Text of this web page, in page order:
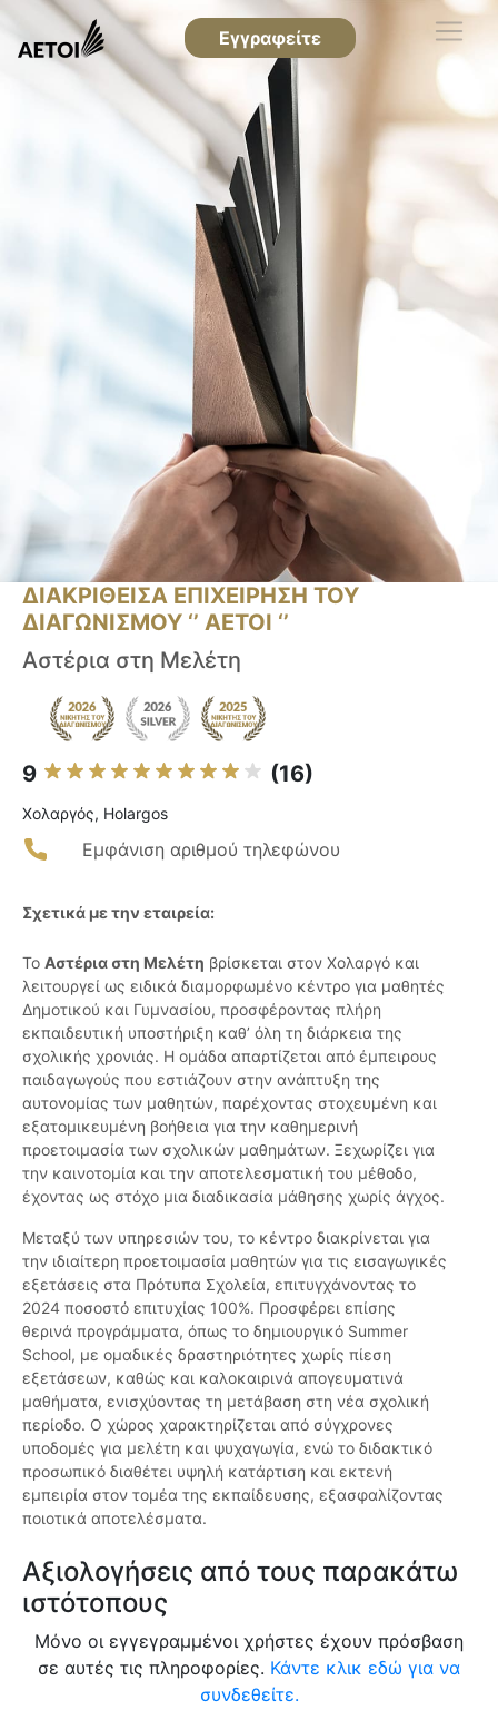
Εγγραφείτε
ΔΙΑΚΡΙΘΕΙΣΑ ΕΠΙΧΕΙΡΗΣΗ ΤΟΥ
ΔΙΑΓΩΝΙΣΜΟΥ ‘’ ΑΕΤΟΙ ‘’
Αστέρια στη Μελέτη
9 (16)
Χολαργός, Holargos
Εμφάνιση αριθμού τηλεφώνου
Σχετικά με την εταιρεία:
Το Αστέρια στη Μελέτη βρίσκεται στον Χολαργό και
λειτουργεί ως ειδικά διαμορφωμένο κέντρο για μαθητές
Δημοτικού και Γυμνασίου, προσφέροντας πλήρη
εκπαιδευτική υποστήριξη καθ’ όλη τη διάρκεια της
σχολικής χρονιάς. Η ομάδα απαρτίζεται από έμπειρους
παιδαγωγούς που εστιάζουν στην ανάπτυξη της
αυτονομίας των μαθητών, παρέχοντας στοχευμένη και
εξατομικευμένη βοήθεια για την καθημερινή
προετοιμασία των σχολικών μαθημάτων. Ξεχωρίζει για
την καινοτομία και την αποτελεσματική του μέθοδο,
έχοντας ως στόχο μια διαδικασία μάθησης χωρίς άγχος.
Μεταξύ των υπηρεσιών του, το κέντρο διακρίνεται για
την ιδιαίτερη προετοιμασία μαθητών για τις εισαγωγικές
εξετάσεις στα Πρότυπα Σχολεία, επιτυγχάνοντας το
2024 ποσοστό επιτυχίας 100%. Προσφέρει επίσης
θερινά προγράμματα, όπως το δημιουργικό Summer
School, με ομαδικές δραστηριότητες χωρίς πίεση
εξετάσεων, καθώς και καλοκαιρινά απογευματινά
μαθήματα, ενισχύοντας τη μετάβαση στη νέα σχολική
περίοδο. Ο χώρος χαρακτηρίζεται από σύγχρονες
υποδομές για μελέτη και ψυχαγωγία, ενώ το διδακτικό
προσωπικό διαθέτει υψηλή κατάρτιση και εκτενή
εμπειρία στον τομέα της εκπαίδευσης, εξασφαλίζοντας
ποιοτικά αποτελέσματα.
Αξιολογήσεις από τους παρακάτω
ιστότοπους
Μόνο οι εγγεγραμμένοι χρήστες έχουν πρόσβαση
σε αυτές τις πληροφορίες. Κάντε κλικ εδώ για να
συνδεθείτε.